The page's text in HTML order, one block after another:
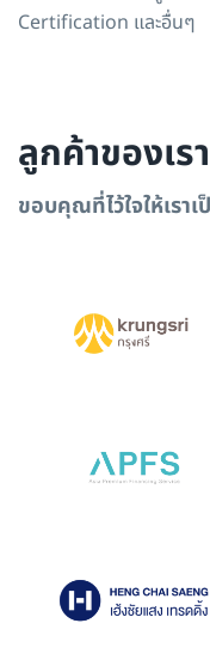
Certification และอื่นๆ
ลูกค้าของเรา
ขอบคุณที่ไว้ใจให้เร